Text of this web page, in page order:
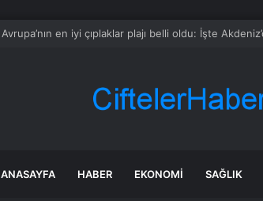
AK Partili Çelik: Emekli Maaşlarında Adaletsizlik Var,
ANASAYFA HABER EKONOMI SAĞLIK